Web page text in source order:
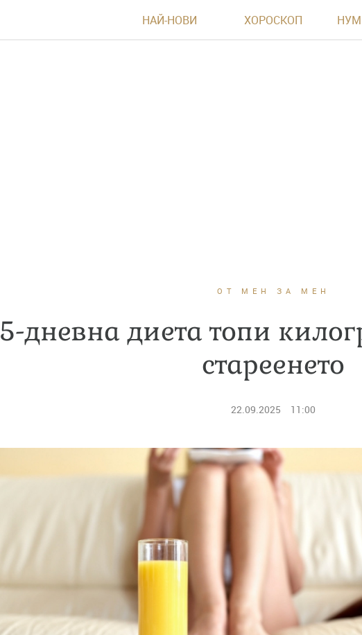
НАЙ-НОВИ ХОРОСКОП
ОТ МЕН ЗА МЕН
5-дневна диета топи
стареенето
22.09.2025 11:00